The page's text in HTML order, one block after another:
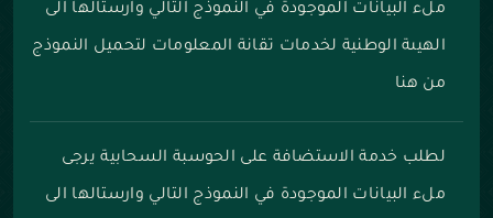
ملء البيانات الموجودة في النموذج التالي وارستالها الى
الهيىة الوطنية لخدمات تقانة المعلومات لتحميل النموذج
من هنا
لطلب خدمة الاستضافة على الحوسبة السحابية يرجى
ملء البيانات الموجودة في النموذج التالي وارستالها الى